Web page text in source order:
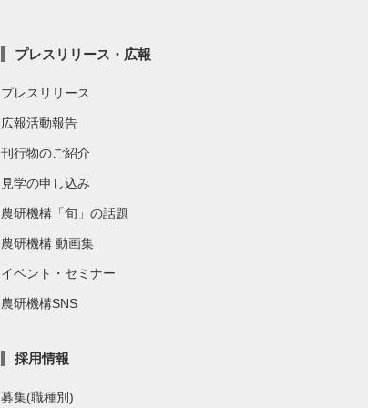
プレスリリース・広報
プレスリリース
広報活動報告
刊行物のご紹介
見学の申し込み
農研機構「旬」の話題
農研機構 動画集
イベント・セミナー
農研機構SNS
採用情報
募集(職種別)